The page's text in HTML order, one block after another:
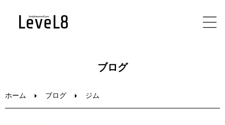
ブログ
ホーム ブログ ジム